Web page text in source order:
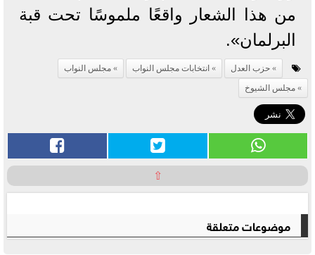
من هذا الشعار واقعًا ملموسًا تحت قبة
البرلمان».
حزب العدل انتخابات مجلس النواب
مجلس النواب
مجلس الشيوخ
⇧
موضوعات متعلقة